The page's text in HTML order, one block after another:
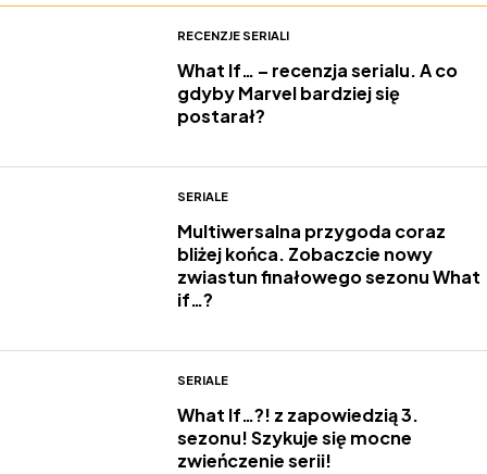
RECENZJE SERIALI
What If… – recenzja serialu. A co
gdyby Marvel bardziej się
postarał?
SERIALE
Multiwersalna przygoda coraz
bliżej końca. Zobaczcie nowy
zwiastun finałowego sezonu What
if…?
SERIALE
What If…?! z zapowiedzią 3.
sezonu! Szykuje się mocne
zwieńczenie serii!